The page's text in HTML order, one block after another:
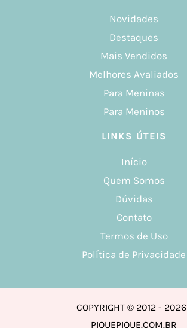
Novidades
Destaques
Mais Vendidos
Melhores Avaliados
Para Meninas
Para Meninos
LINKS ÚTEIS
Início
Quem Somos
Dúvidas
Contato
Termos de Uso
Política de Privacidade
COPYRIGHT © 2012 - 2026 |
PIQUEPIQUE.COM.BR